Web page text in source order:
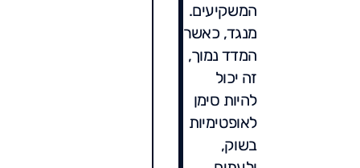
המשקיעים.
מנגד, כאשר
המדד נמוך,
זה יכול
להיות סימן
לאופטימיות
בשוק,